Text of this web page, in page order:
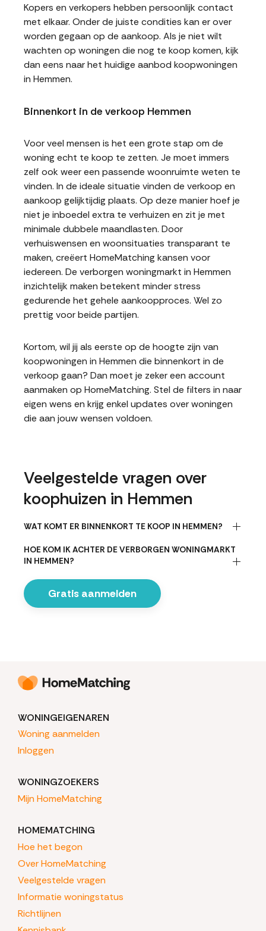
Kopers en verkopers hebben persoonlijk contact
met elkaar. Onder de juiste condities kan er over
worden gegaan op de aankoop. Als je niet wilt
wachten op woningen die nog te koop komen, kijk
dan eens naar het huidige aanbod koopwoningen
in Hemmen.
Binnenkort in de verkoop Hemmen
Voor veel mensen is het een grote stap om de
woning echt te koop te zetten. Je moet immers
zelf ook weer een passende woonruimte weten te
vinden. In de ideale situatie vinden de verkoop en
aankoop gelijktijdig plaats. Op deze manier hoef je
niet je inboedel extra te verhuizen en zit je met
minimale dubbele maandlasten. Door
verhuiswensen en woonsituaties transparant te
maken, creëert HomeMatching kansen voor
iedereen. De verborgen woningmarkt in Hemmen
inzichtelijk maken betekent minder stress
gedurende het gehele aankoopproces. Wel zo
prettig voor beide partijen.
Kortom, wil jij als eerste op de hoogte zijn van
koopwoningen in Hemmen die binnenkort in de
verkoop gaan? Dan moet je zeker een account
aanmaken op HomeMatching. Stel de filters in naar
eigen wens en krijg enkel updates over woningen
die aan jouw wensen voldoen.
Veelgestelde vragen over
koophuizen in Hemmen
WAT KOMT ER BINNENKORT TE KOOP IN HEMMEN?
HOE KOM IK ACHTER DE VERBORGEN WONINGMARKT
IN HEMMEN?
Gratis aanmelden
WONINGEIGENAREN
Woning aanmelden
Inloggen
WONINGZOEKERS
Mijn HomeMatching
HOMEMATCHING
Hoe het begon
Over HomeMatching
Veelgestelde vragen
Informatie woningstatus
Richtlijnen